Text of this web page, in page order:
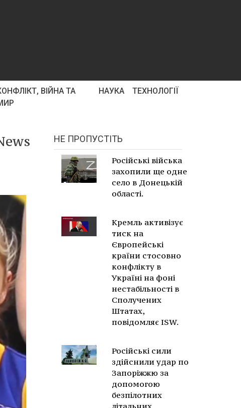
ВІЙНА ТА
НАУКА ТЕХНОЛОГІЇ
НЕ ПРОПУСТІТЬ
Російські війська
захопили ще одне
село в Донецькій
області.
Кремль активізує
тиск на
Європейські
країни стосовно
конфлікту в
Україні на фоні
нестабільності в
Сполучених
Штатах,
повідомляє ISW.
Російські сили
здійснили удар по
Запоріжжю за
допомогою
безпілотних
літальних